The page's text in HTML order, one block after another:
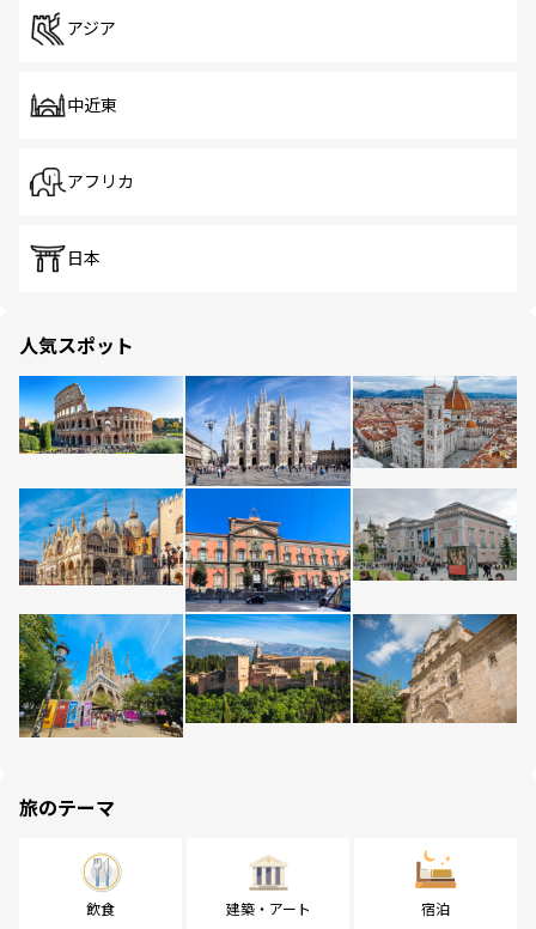
アジア
中近東
アフリカ
日本
人気スポット
旅のテーマ
飲食 建築・アート 宿泊